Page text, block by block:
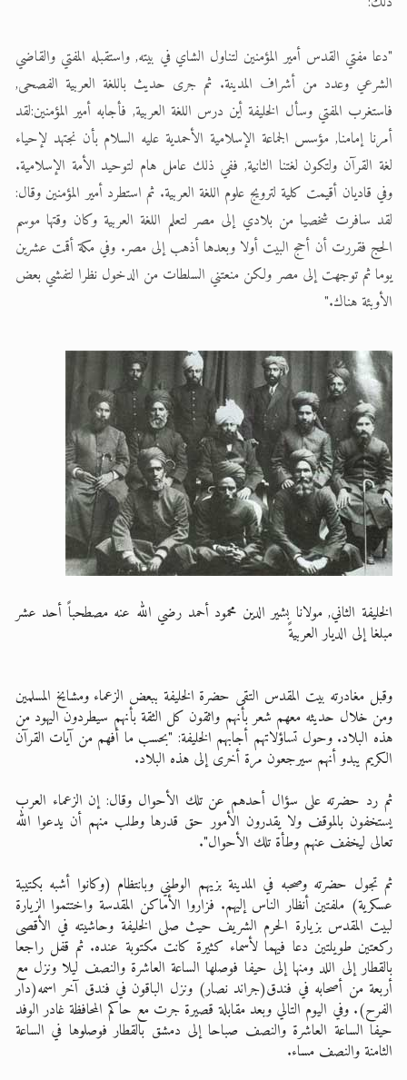
"دعا مفتي القدس أمير المؤمنين لتناول الشاي في بيته, واستقبله المفتي والقاضي
الشرعي وعدد من أشراف المدينة. ثم جرى حديث باللغة العربية الفصحى,
فاستغرب المفتي وسأل الخليفة أين درس اللغة العربية, فأجابه أمير المؤمنين:لقد
أمرنا إمامنا, مؤسس الجماعة الإسلامية الأحمدية عليه السلام بأن نجتهد لإحياء
لغة القرآن ولتكون لغتنا الثانية, ففي ذلك عامل هام لتوحيد الأمة الإسلامية.
وفي قاديان أقيمت كلية لترويج علوم اللغة العربية. ثم استطرد أمير المؤمنين وقال:
لقد سافرت شخصيا من بلادي إلى مصر لتعلم اللغة العربية وكان وقتها موسم
الحج فقررت أن أحج البيت أولا وبعدها أذهب إلى مصر. وفي مكة أقمت عشرين
يوما ثم توجهت إلى مصر ولكن منعتني السلطات من الدخول نظرا لتفشي بعض
الأوبئة هناك."
الخليفة الثاني, مولانا بشير الدين محمود أحمد رضي الله عنه مصطحباً أحد عشر
مبلغا إلى الديار العربيةً
وقبل مغادرته بيت المقدس التقى حضرة الخليفة ببعض الزعماء ومشايخ المسلمين
ومن خلال حديثه معهم شعر بأنهم واثقون كل الثقة بأنهم سيطردون اليهود من
هذه البلاد. وحول تساؤلاتهم أجابهم الخليفة: "بحسب ما أفهم من آيات القرآن
الكريم يبدو أنهم سيرجعون مرة أخرى إلى هذه البلاد.
ثم رد حضرته على سؤال أحدهم عن تلك الأحوال وقال: إن الزعماء العرب
يستخفون بالموقف ولا يقدرون الأمور حق قدرها وطلب منهم أن يدعوا الله
تعالى ليخفف عنهم وطأة تلك الأحوال".
ثم تجول حضرته وصحبه في المدينة بزيهم الوطني وبانتظام (وكانوا أشبه بكتيبة
عسكرية) ملفتين أنظار الناس إليهم. فزاروا الأماكن المقدسة واختتموا الزيارة
لبيت المقدس بزيارة الحرم الشريف حيث صلى الخليفة وحاشيته في الأقصى
ركعتين طويلتين دعا فيهما لأسماء كثيرة كانت مكتوبة عنده. ثم قفل راجعا
بالقطار إلى اللد ومنها إلى حيفا فوصلها الساعة العاشرة والنصف ليلا ونزل مع
أربعة من أصحابه في فندق(جراند نصار) ونزل الباقون في فندق آخر اسمه(دار
الفرح). وفي اليوم التالي وبعد مقابلة قصيرة جرت مع حاكم المحافظة غادر الوفد
حيفا الساعة العاشرة والنصف صباحا إلى دمشق بالقطار فوصلوها في الساعة
الثامنة والنصف مساء.